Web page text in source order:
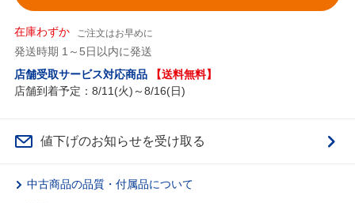
在庫わずか ご注文はお早めに
発送時期 1～5日以内に発送
店舗受取サービス対応商品
【送料無料】
店舗到着予定：8/11(火)～8/16(日)
値下げのお知らせを受け取る
中古商品の品質・付属品について